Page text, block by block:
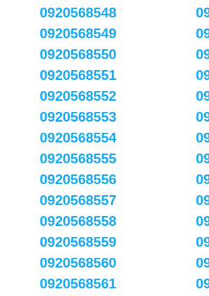
0920568548
0920568549
0920568550
0920568551
0920568552
0920568553
0920568554
0920568555
0920568556
0920568557
0920568558
0920568559
0920568560
0920568561